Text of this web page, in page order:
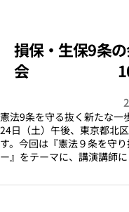
損保・生保9条
会 10月
憲法9条を守る抜く新たな一
24日（土）午後、東京都北
す。今回は『憲法９条を守
ー』をテーマに、講演講師